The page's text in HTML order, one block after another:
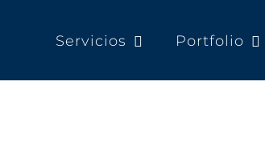
Servicios Portfolio